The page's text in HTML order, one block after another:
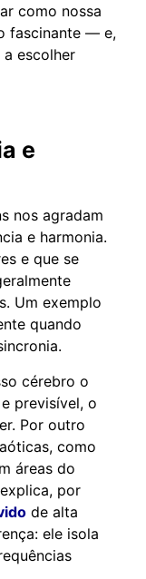
como nossa
fascinante — e,
escolher
e
nos agradam
e harmonia.
e que se
Um exemplo
quando
cérebro o
previsível, o
Por outro
como
áreas do
por
de alta
ele isola